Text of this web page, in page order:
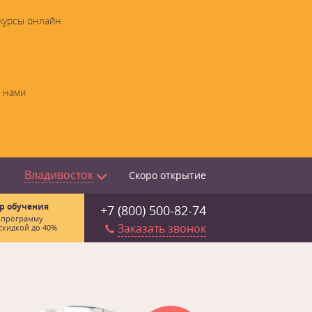
онлайн
нами
Владивосток Скоро открытие
+7 (800) 500-82-74
Заказать звонок
обучения
до 40%